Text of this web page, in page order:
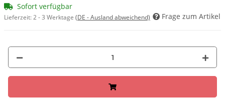
Sofort verfügbar
Lieferzeit:2 - 3 Werktage (DE - Ausland abweichend) Frage zum Artikel